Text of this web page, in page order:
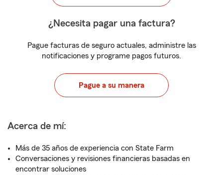
¿Necesita pagar una factura?
Pague facturas de seguro actuales, administre las
notificaciones y programe pagos futuros.
Pague a su manera
Acerca de mí:
Más de 35 años de experiencia con State Farm
Conversaciones y revisiones financieras basadas en
encontrar soluciones